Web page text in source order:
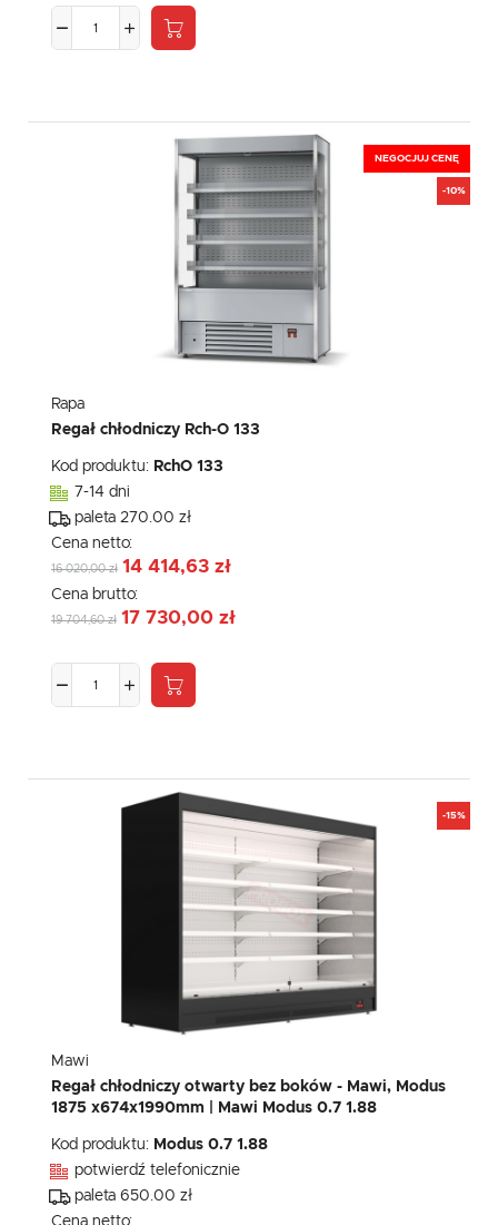
NEGOCJUJ CENĘ
-10%
Rapa
Regał chłodniczy Rch-O 133
Kod produktu: RchO 133
7-14 dni
paleta 270.00 zł
Cena netto:
16 020,00 zł 14 414,63 zł
Cena brutto:
19 704,60 zł 17 730,00 zł
-15%
Mawi
Regał chłodniczy otwarty bez boków - Mawi, Modus
1875 x674x1990mm | Mawi Modus 0.7 1.88
Kod produktu: Modus 0.7 1.88
potwierdź telefonicznie
paleta 650.00 zł